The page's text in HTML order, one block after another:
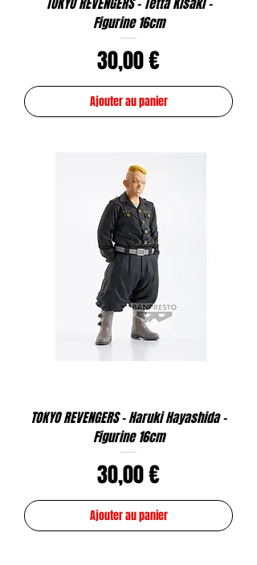
TOKYO REVENGERS - Tetta Kisaki -
Figurine 16cm
Prix
30,00 €
Ajouter au panier
TOKYO REVENGERS - Haruki Hayashida -
Figurine 16cm
Prix
30,00 €
Ajouter au panier